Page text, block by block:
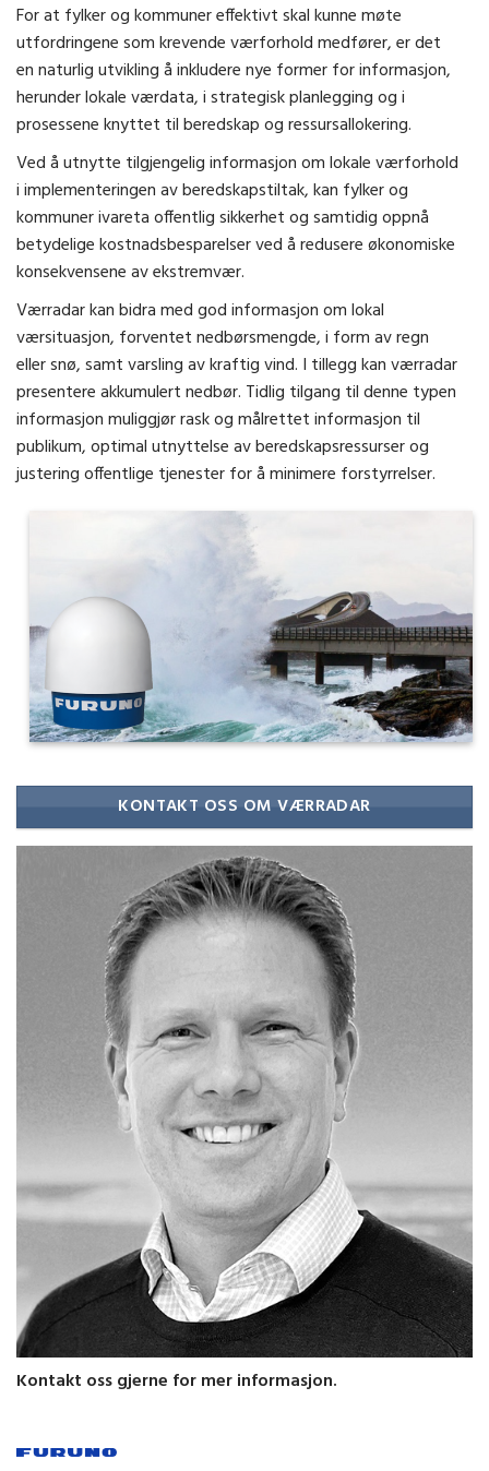
For at fylker og kommuner effektivt skal kunne møte
utfordringene som krevende værforhold medfører, er det
en naturlig utvikling å inkludere nye former for informasjon,
herunder lokale værdata, i strategisk planlegging og i
prosessene knyttet til beredskap og ressursallokering.
Ved å utnytte tilgjengelig informasjon om lokale værforhold
i implementeringen av beredskapstiltak, kan fylker og
kommuner ivareta offentlig sikkerhet og samtidig oppnå
betydelige kostnadsbesparelser ved å redusere økonomiske
konsekvensene av ekstremvær.
Værradar kan bidra med god informasjon om lokal
værsituasjon, forventet nedbørsmengde, i form av regn
eller snø, samt varsling av kraftig vind. I tillegg kan værradar
presentere akkumulert nedbør. Tidlig tilgang til denne typen
informasjon muliggjør rask og målrettet informasjon til
publikum, optimal utnyttelse av beredskapsressurser og
justering offentlige tjenester for å minimere forstyrrelser.
KONTAKT OSS OM VÆRRADAR
Kontakt oss gjerne for mer informasjon.